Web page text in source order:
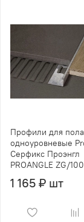
Профили для пола
одноуровневые
Серфикс Проэнгл
PROANGLE ZG/100
1 165 ₽ шт